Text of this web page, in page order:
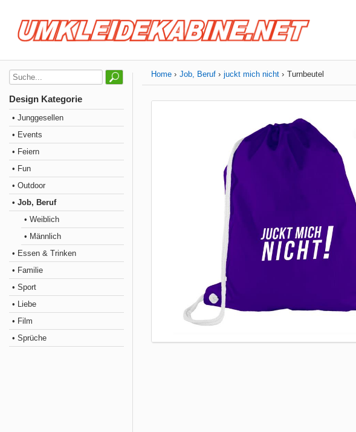
Design Kategorie
• Junggesellen
• Events
• Feiern
• Fun
• Outdoor
• Job, Beruf
• Weiblich
• Männlich
• Essen & Trinken
• Familie
• Sport
• Liebe
• Film
• Sprüche
Home Job, Beruf juckt mich nicht Turnbeutel